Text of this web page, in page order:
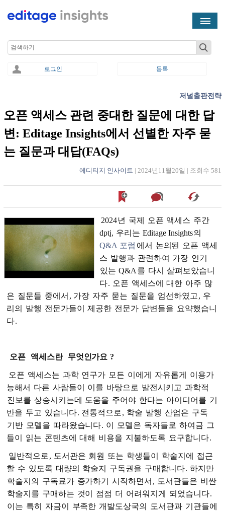
Search
로그인 등록
저널출판전략
오픈 액세스 관련 중대한 질문에 대한 답
변: Editage Insights에서 선별한 자주 묻
는 질문과 대답(FAQs)
에디티지 인사이트 | 2024년11월20일 | 조회수 581
2024년 국제 오픈 액세스 주간
dptj, 우리는 Editage Insights의
Q&A 포럼 에서 논의된 오픈 액세
스 발행과 관련하여 가장 인기
있는 Q&A 를 다시
살펴보았습니
다. 오픈 액세스에 대한 아주 많
은 질문들 중에서 , 가장 자주 묻는 질문을 엄선하였고 , 우
리의
발행 전문가들이 제공한 전문가 답변들을 요약했습니
다.
오픈 액세스란 무엇인가요 ?
오픈 액세스는 과학 연구가 모든 이에게 자유롭게
이용가
능해서 다른 사람들이 이를 바탕으로 발전시키고 과학적
진보를 상승시키는데 도움을 주어야 한다는 아이디어를 기
반을 두고 있습니다. 전통적으로 , 학술 발행 산업은 구독
기반 모델을 따라왔습니다. 이 모델은 독자들로 하여금 그
들이
읽는 콘텐츠에 대해 비용을 지불하도록 요구합니다.
일반적으로 , 도서관은 회원 또는 학생들이 학술지에
접근
할 수 있도록 대량의 학술지 구독권을 구매합니다. 하지만
학술지의
구독료가 증가하기 시작하면서 , 도서관들은 비싼
학술지를 구매하는 것이 점점 더 어려워지게 되었습니다.
이는 특히 자금이 부족한 개발도상국의 도서관과 기관들에